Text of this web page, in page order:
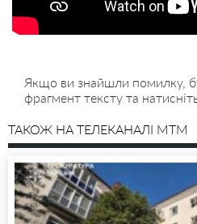
Якщо ви знайшли помилку,
фрагмент тексту та
ТАКОЖ НА ТЕЛЕКАНАЛІ MTM